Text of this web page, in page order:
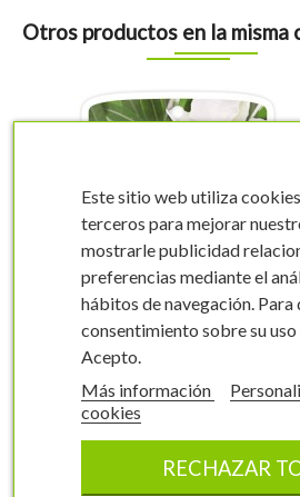
Otros productos en la misma
- Etiquetas de Adelfa
mix
Este sitio web utiliza
terceros para mejorar
mostrarle publicidad
preferencias mediante el
hábitos de navegación. Para
consentimiento sobre su
Acepto.
Más información
cookies
RECHAZAR